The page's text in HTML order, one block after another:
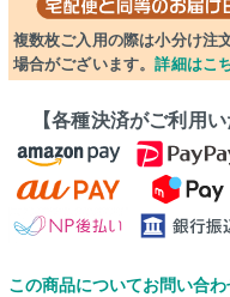
複数枚ご入用の際は小分け注
場合がございます。詳細はこ
【各種決済がご利用
この商品についてお問い合